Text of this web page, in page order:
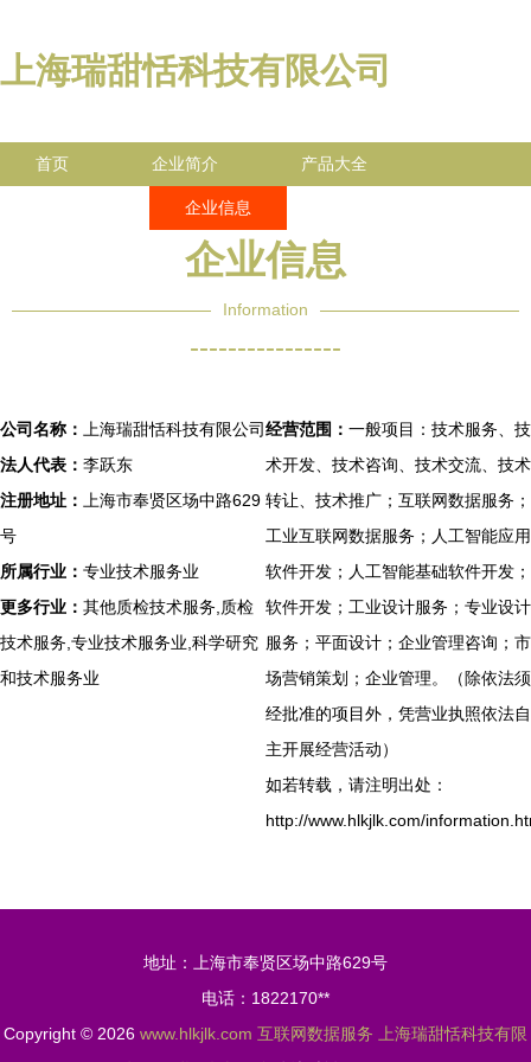
上海瑞甜恬科技有限公司
首页 企业简介 产品大全
企业信息
企业信息
Information
----------------
公司名称：
上海瑞甜恬科技有限公司
法人代表： 李跃东
注册地址：
上海市奉贤区场中路629
号
所属行业： 专业技术服务业
更多行业： 其他质检技术服务,质检
技术服务,专业技术服务业,科学研究
和技术服务业
经营范围： 一般项目：技术服务、技
术开发、技术咨询、技术交流、技术
转让、技术推广；互联网数据服务；
工业互联网数据服务；人工智能应用
软件开发；人工智能基础软件开发；
软件开发；工业设计服务；专业设计
服务；平面设计；企业管理咨询；市
场营销策划；企业管理。（除依法须
经批准的项目外，凭营业执照依法自
主开展经营活动）
如若转载，请注明出处：
http://www.hlkjlk.com/
地址：上海市奉贤区场中路629号
电话：1822170**
Copyright © 2026 www.hlkjlk.com 互联网数据服务
上海瑞甜恬科技有限